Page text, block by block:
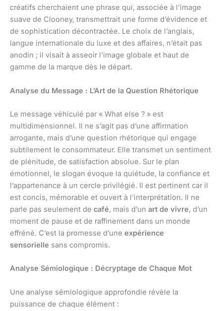
créatifs cherchaient une phrase qui, associée à l’image
suave de Clooney, transmettrait une forme d’évidence et
de sophistication décontractée. Le choix de l’anglais,
langue internationale du luxe et des affaires, n’était pas
anodin ; il visait à asseoir l’image globale et haut de
gamme de la marque dès le départ.
Analyse du Message : L’Art de la Question Rhétorique
Le message véhiculé par « What else ? » est
multidimensionnel. Il ne s’agit pas d’une affirmation
arrogante, mais d’une question rhétorique qui engage
subtilement le consommateur. Elle transmet un sentiment
de plénitude, de satisfaction absolue. Sur le plan
émotionnel, le slogan évoque la quiétude, la confiance et
l’appartenance à un cercle privilégié. Il est pertinent car il
est concis, mémorable et ouvert à l’interprétation. Il ne
parle pas seulement de café, mais d’un art de vivre, d’un
moment de pause et de raffinement dans un monde
effréné. C’est la promesse d’une expérience
sensorielle sans compromis.
Analyse Sémiologique : Décryptage de Chaque Mot
Une analyse sémiologique approfondie révèle la
puissance de chaque élément :